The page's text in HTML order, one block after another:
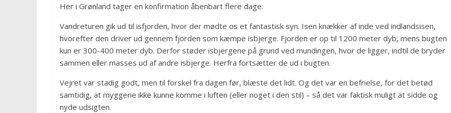
Her i Grønland tager en konfirmation åbenbart flere dage.
Vandreturen gik ud til isfjorden, hvor der mødte os et fantastisk syn. Isen knækker af inde ved indlandsisen,
hvorefter den driver ud gennem fjorden som kæmpe isbjerge. Fjorden er op til 1200 meter dyb, mens bugten
kun er 300-400 meter dyb. Derfor støder isbjergene på grund ved mundingen, hvor de ligger, indtil de bryder
sammen eller masses ud af andre isbjerge. Herfra fortsætter de ud i bugten.
Vejret var stadig godt, men til forskel fra dagen før, blæste det lidt. Og det var en befrielse, for det betød
samtidig, at myggene ikke kunne komme i luften (eller noget i den stil) – så det var faktisk muligt at sidde og
nyde udsigten.